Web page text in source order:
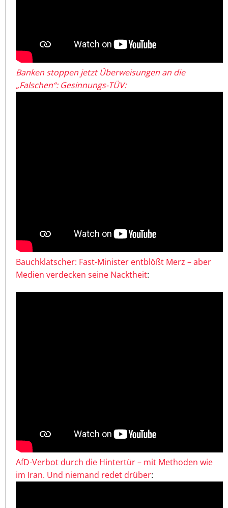
Banken stoppen jetzt Überweisungen an die
„Falschen“: Gesinnungs-TÜV:
Bauchklatscher: Fast-Minister entblößt Merz – aber
Medien verdecken seine Nacktheit:
AfD-Verbot durch die Hintertür – mit Methoden wie
im Iran. Und niemand redet drüber: